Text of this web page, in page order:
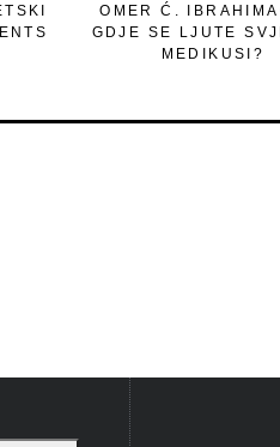
OMER Ć.
GDJE SE LJUTE
MEDIKUSI?